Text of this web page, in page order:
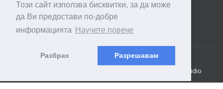
Този сайт използва бисквитки, за да може
да Ви предостави по-добре
информацията
Научете повече
Разбрах Разрешавам
eudirectvratsabg
© 2018 ТПП Враца. EDIC Vratsa 2018-2026
Created by: DREAMmedia Creative Studio